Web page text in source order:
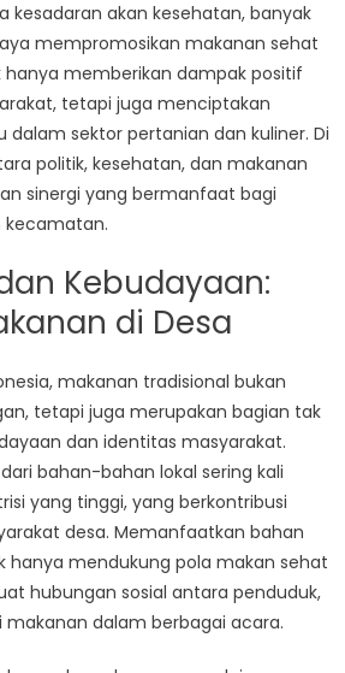
kesadaran akan kesehatan, banyak
mempromosikan makanan sehat
hanya memberikan dampak positif
tetapi juga menciptakan
dalam sektor pertanian dan kuliner. Di
politik, kesehatan, dan makanan
sinergi yang bermanfaat bagi
kecamatan.
Kebudayaan:
di Desa
makanan tradisional bukan
tetapi juga merupakan bagian tak
dan identitas masyarakat.
bahan-bahan lokal sering kali
yang tinggi, yang berkontribusi
desa. Memanfaatkan bahan
hanya mendukung pola makan sehat
hubungan sosial antara penduduk,
makanan dalam berbagai acara.